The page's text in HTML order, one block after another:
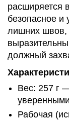
расширяется
безопасное и
лишних швов,
должный
Вес: 257 г
Рабочая